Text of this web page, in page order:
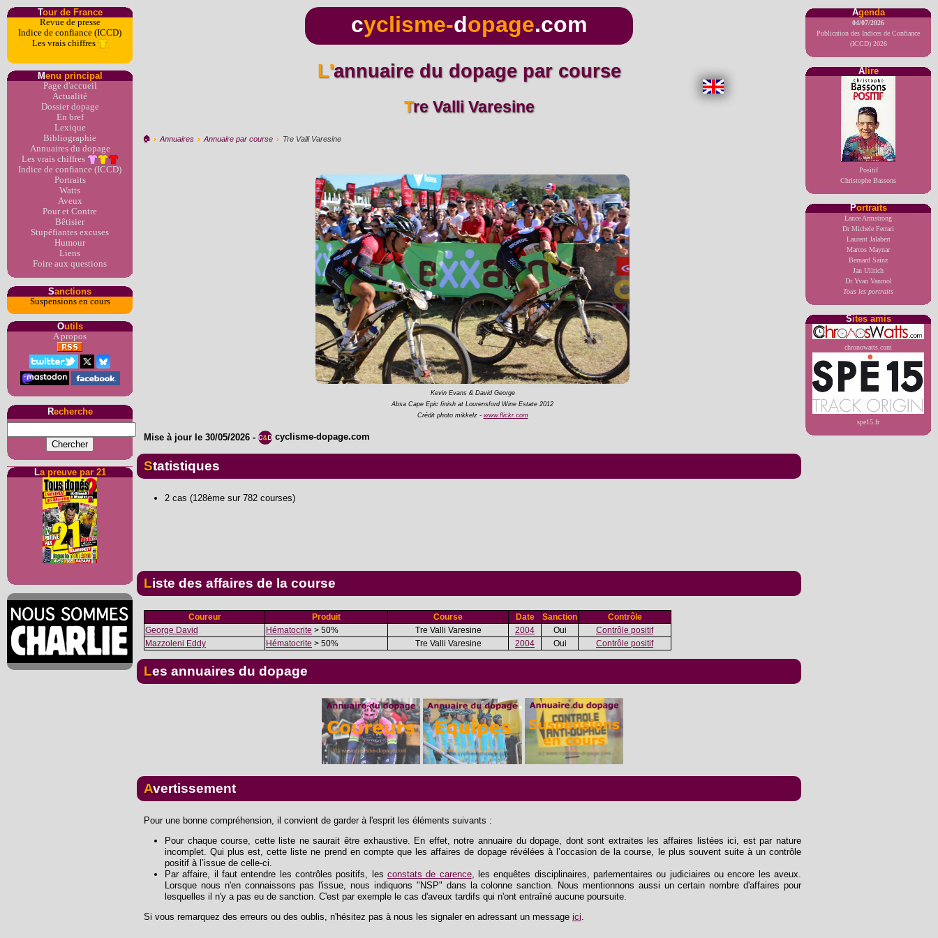
Tour de France
Revue de presse
Indice de confiance (ICCD)
Les vrais chiffres
Menu principal
Page d'accueil
Actualité
Dossier dopage
En bref
Lexique
Bibliographie
Annuaires du dopage
Les vrais chiffres
Indice de confiance (ICCD)
Portraits
Watts
Aveux
Pour et Contre
Bêtisier
Stupéfiantes excuses
Humour
Liens
Foire aux questions
Sanctions
Suspensions en cours
Outils
A propos
Recherche
La preuve par 21
Agenda
04/07/2026
Publication des Indices de Confiance
(ICCD) 2026
Alire
Positif
Christophe Bassons
Portraits
Lance Armstrong
Dr Michele Ferrari
Laurent Jalabert
Marcos Maynar
Bernard Sainz
Jan Ullrich
Dr Yvan Vanmol
Tous les portraits
Sites amis
chronowatts.com
spe15.fr
cyclisme-dopage.com
L'annuaire du dopage par course
Tre Valli Varesine
🏠︎ › Annuaires › Annuaire par course › Tre Valli Varesine
Kevin Evans & David George
Absa Cape Epic finish at Lourensford Wine Estate 2012
Crédit photo mikkelz - www.flickr.com
Mise à jour le 30/05/2026 - cyclisme-dopage.com
Statistiques
2 cas (128ème sur 782 courses)
Liste des affaires de la course
Coureur Produit Course Date Sanction
Contrôle
George David
Hématocrite > 50% Tre Valli Varesine 2004 Oui
Contrôle positif
Mazzoleni Eddy
Hématocrite > 50% Tre Valli Varesine 2004 Oui Contrôle positif
Les annuaires du dopage
Avertissement
Pour une bonne compréhension, il convient de garder à l'esprit les éléments suivants :
Pour chaque course, cette liste ne saurait être exhaustive. En effet, notre annuaire du dopage, dont sont extraites les affaires listées ici, est par nature
incomplet. Qui plus est, cette liste ne prend en compte que les affaires de dopage révélées à l’occasion de la course, le plus souvent suite à un contrôle
positif à l’issue de celle-ci.
Par affaire, il faut entendre les contrôles positifs, les constats de carence, les enquêtes disciplinaires, parlementaires ou judiciaires ou encore les aveux.
Lorsque nous n'en connaissons pas l'issue, nous indiquons "NSP" dans la colonne sanction. Nous mentionnons aussi un certain nombre d'affaires pour
lesquelles il n'y a pas eu de sanction. C'est par exemple le cas d'aveux tardifs qui n'ont entraîné aucune poursuite.
Si vous remarquez des erreurs ou des oublis, n'hésitez pas à nous les signaler en adressant un message ici.